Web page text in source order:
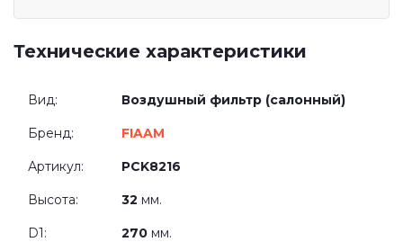
Технические характеристики
Вид: Воздушный фильтр (салонный)
Бренд: FIAAM
Артикул: PCK8216
Высота: 32 мм.
D1: 270 мм.